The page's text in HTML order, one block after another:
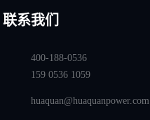
联系我们
400-188-0536
159 0536 1059
huaquan@huaquanpower.com